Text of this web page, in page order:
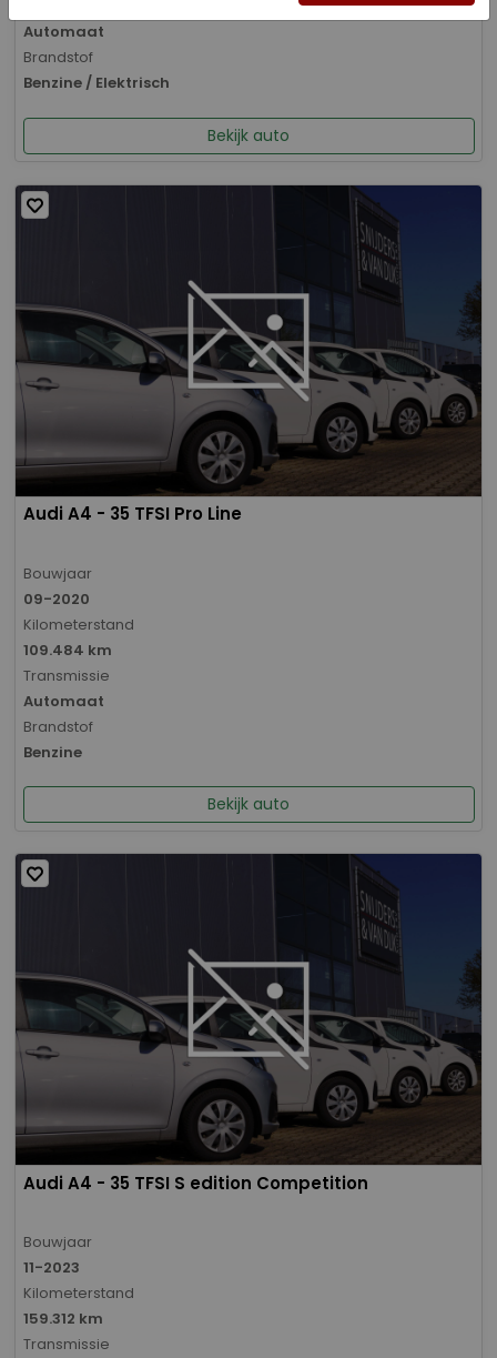
Automaat
Brandstof
Benzine / Elektrisch
Bekijk auto
Audi A4 - 35 TFSI Pro Line
Bouwjaar
09-2020
Kilometerstand
109.484 km
Transmissie
Automaat
Brandstof
Benzine
Bekijk auto
Audi A4 - 35 TFSI S edition Competition
Bouwjaar
11-2023
Kilometerstand
159.312 km
Transmissie